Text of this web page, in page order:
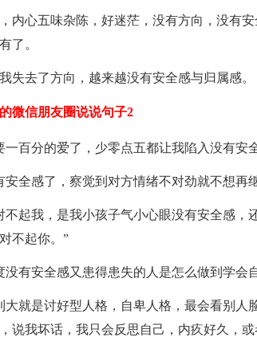
内心五味杂陈，好迷茫，没有方向，没有
了。
失去了方向，越来越没有安全感与归属感。
信朋友圈说说句子2
一百分的爱了，少零点五都让我陷入没有安
安全感了，察觉到对方情绪不对劲就不想再
不起我，是我小孩子气小心眼没有安全感，
不起你。”
没有安全感又患得患失的人是怎么做到学会
大就是讨好型人格，自卑人格，最会看别人
说我坏话，我只会反思自己，内疚好久，